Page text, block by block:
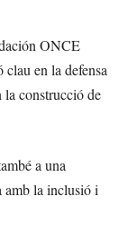
ONCE
en la defensa
la construcció de
a una
amb la inclusió i